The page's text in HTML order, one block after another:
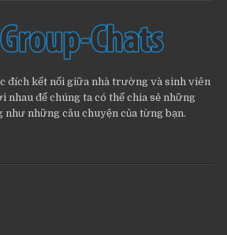
đích kết nối giữa nhà trường và sinh viên
nhau để chúng ta có thể chia sẻ những
như những câu chuyện của từng bạn.